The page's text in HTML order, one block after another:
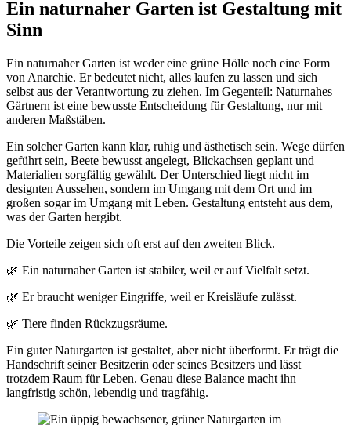
Ein naturnaher Garten ist Gestaltung mit
Sinn
Ein naturnaher Garten ist weder eine grüne Hölle noch eine Form
von Anarchie. Er bedeutet nicht, alles laufen zu lassen und sich
selbst aus der Verantwortung zu ziehen. Im Gegenteil: Naturnahes
Gärtnern ist eine bewusste Entscheidung für Gestaltung, nur mit
anderen Maßstäben.
Ein solcher Garten kann klar, ruhig und ästhetisch sein. Wege dürfen
geführt sein, Beete bewusst angelegt, Blickachsen geplant und
Materialien sorgfältig gewählt. Der Unterschied liegt nicht im
designten Aussehen, sondern im Umgang mit dem Ort und im
großen sogar im Umgang mit Leben. Gestaltung entsteht aus dem,
was der Garten hergibt.
Die Vorteile zeigen sich oft erst auf den zweiten Blick.
🌿 Ein naturnaher Garten ist stabiler, weil er auf Vielfalt setzt.
🌿 Er braucht weniger Eingriffe, weil er Kreisläufe zulässt.
🌿 Tiere finden Rückzugsräume.
Ein guter Naturgarten ist gestaltet, aber nicht überformt. Er trägt die
Handschrift seiner Besitzerin oder seines Besitzers und lässt
trotzdem Raum für Leben. Genau diese Balance macht ihn
langfristig schön, lebendig und tragfähig.